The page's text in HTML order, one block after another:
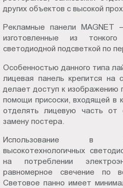
других объектов с высокой
Рекламные панели MAGNET
изготовленные из
светодиодной подсветкой по
Особенностью данного типа
лицевая панель крепится на
делает доступ к изображению
помощи присоски, входящей в
отделять лицевую часть от
замену постера.
Использование в
высокотехнологичных
на потреблении
равномерное свечение по
Световое панно имеет
Пт.:
Сб.,
выходной